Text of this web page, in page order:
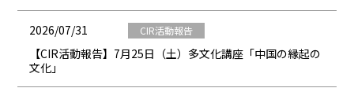
2026/07/31 CIR活動報告
【CIR活動報告】7月25日（土）多文化講座「中国の縁起の
文化」